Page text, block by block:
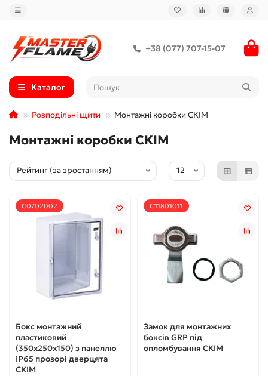
+38 (077) 707-15-07
Каталог
Розподільні щити Монтажні коробки СКІМ
Монтажні коробки СКІМ
С0702002
Бокс монтажний
пластиковий
(350x250x150) з панеллю
IP65 прозорі дверцята
СКІМ
С11801011
Замок для монтажних
боксів GRP під
опломбування СКІМ